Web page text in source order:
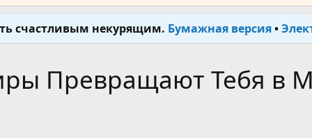
счастливым некурящим. Бумажная версия•
Превращают Тебя в